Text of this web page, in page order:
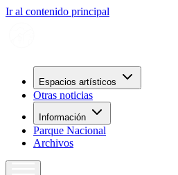
Ir al contenido principal
Espacios artísticos
Otras noticias
Información
Parque Nacional
Archivos